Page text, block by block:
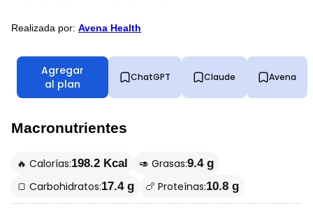
Realizada por: Avena Health
Agregar
al plan
ChatGPT Claude Avena
Macronutrientes
🔥 Calorías:198.2 Kcal 🥑 Grasas:9.4 g
🍞 Carbohidratos:17.4 g 🍗 Proteínas:10.8 g